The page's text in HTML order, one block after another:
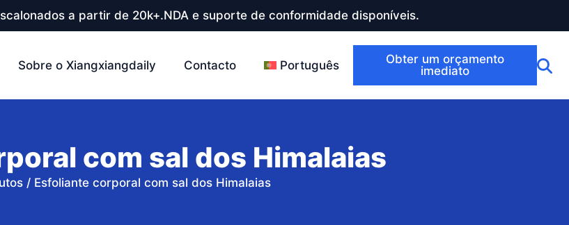
a partir de 20k+.NDA e suporte de conformidade disponíveis.
Sobre o Xiangxiangdaily Contacto Português
Obter um orçamento
imediato
com sal dos Himalaias
/ Esfoliante corporal com sal dos Himalaias